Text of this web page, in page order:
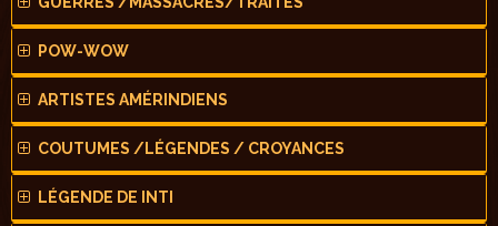
POW-WOW
ARTISTES AMÉRINDIENS
COUTUMES /LÉGENDES / CROYANCES
LÉGENDE DE INTI